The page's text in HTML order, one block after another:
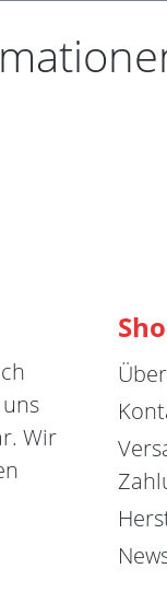
Wir